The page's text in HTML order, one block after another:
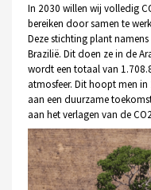
In 2030 willen wij volledig
bereiken door samen te
Deze stichting plant
Brazilië. Dit doen ze in de
wordt een totaal van
atmosfeer. Dit hoopt men
aan een duurzame
aan het verlagen van de